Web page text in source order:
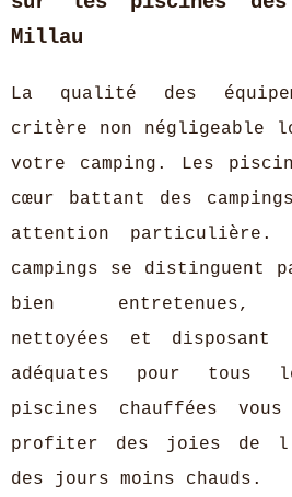
Millau
La qualité des
critère non négligeable
votre camping. Les
cœur battant des
attention
campings se distinguent
bien entretenues,
nettoyées et disposant
adéquates pour tous
piscines chauffées
profiter des joies de
des jours moins chauds.